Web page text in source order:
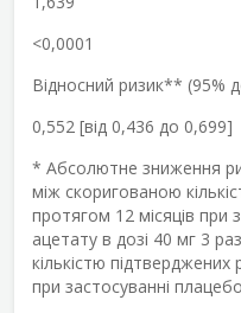
<0,0001
Відносний ризик** (95%
0,552 [від 0,436 до 0,699]
* Абсолютне зниження
між скоригованою
протягом 12 місяців при
ацетату в дозі 40 мг 3
кількістю підтверджених
при застосуванні